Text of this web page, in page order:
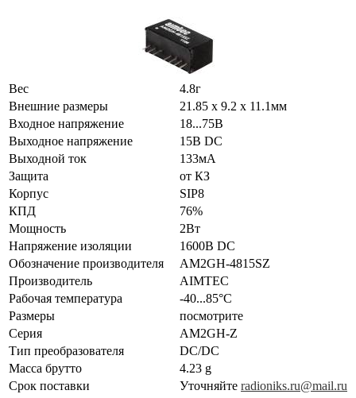
Вес
4.8г
Внешние размеры
21.85 x 9.2 x 11.1мм
Входное напряжение
18...75В
Выходное напряжение
15В DC
Выходной ток
133мА
Защита
от КЗ
Корпус
SIP8
КПД
76%
Мощность
2Вт
Напряжение изоляции
1600В DC
Обозначение производителя
AM2GH-4815SZ
Производитель
AIMTEC
Рабочая температура
-40...85°C
Размеры
посмотрите
Серия
AM2GH-Z
Тип преобразователя
DC/DC
Масса брутто
4.23 g
Срок поставки
Уточняйте radioniks.ru@mail.ru